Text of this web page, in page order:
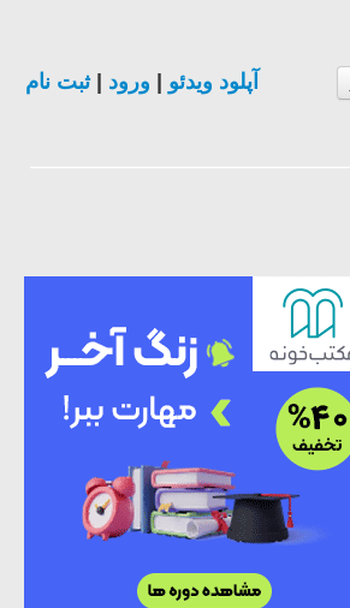
آپلود ویدئو ورود |ثبت نام